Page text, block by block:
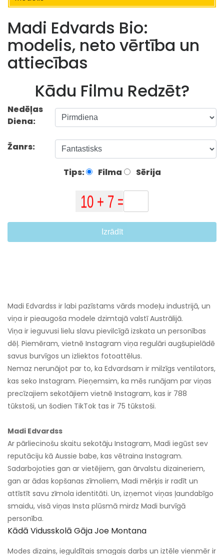
Madi Edvards Bio:
modelis, neto vērtība un
attiecības
Kādu Filmu Redzēt?
Nedēļas
Diena:
Žanrs:
Tips: Filma Sērija
Izrādīt
Madi Edvardss ir labi pazīstams vārds modeļu industrijā, un
viņa ir pieaugoša modele dzimtajā valstī Austrālijā.
Viņa ir ieguvusi lielu slavu pievilcīgā izskata un personības
dēļ. Piemēram, vietnē Instagram viņa regulāri augšupielādē
savus burvīgos un izliektos fotoattēlus.
Nemaz nerunājot par to, ka Edvardsam ir milzīgs ventilators,
kas seko Instagram. Pieņemsim, ka mēs runājam par viņas
precīzajiem sekotājiem vietnē Instagram, kas ir 788
tūkstoši, un šodien TikTok tas ir 75 tūkstoši.
Madi Edvardss
Ar pārliecinošu skaitu sekotāju Instagram, Madi iegūst sev
reputāciju kā Aussie babe, kas vētraina Instagram.
Sadarbojoties gan ar vietējiem, gan ārvalstu dizaineriem,
gan ar ādas kopšanas zīmoliem, Madi mērķis ir radīt un
attīstīt savu zīmola identitāti. Un, izņemot viņas ļaundabīgo
smaidu, visā viņas Insta plūsmā mirdz Madi burvīgā
personība.
Kādā Vidusskolā Gāja Joe Montana
Modes dizains, ieguldītais smagais darbs un iztēle vienmēr ir